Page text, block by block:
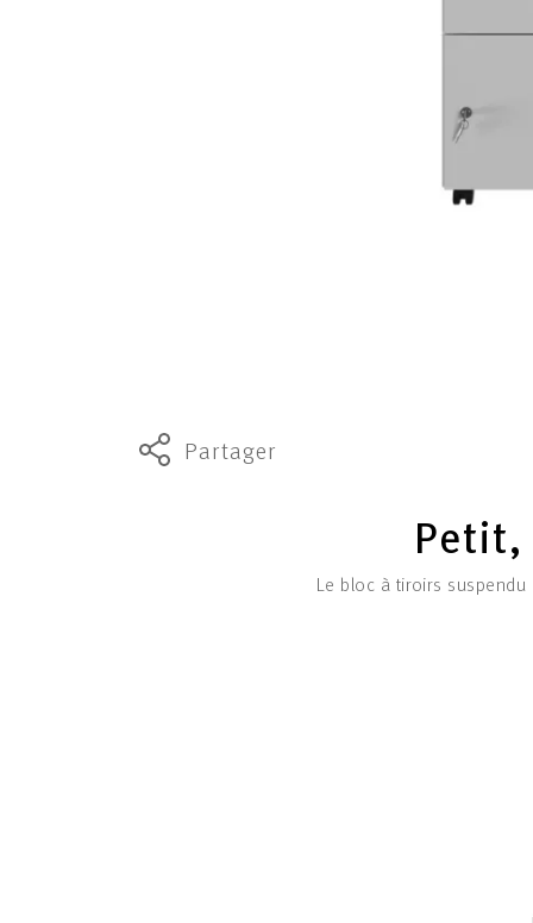
Partager
Le bloc à tiroirs